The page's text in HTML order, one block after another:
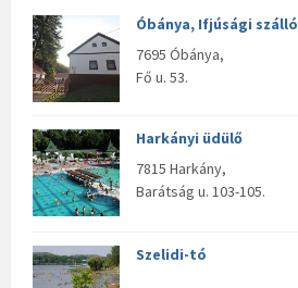
Óbánya, Ifjúsági szálló
7695 Óbánya,
Fő u. 53.
Harkányi üdülő
7815 Harkány,
Barátság u. 103-105.
Szelidi-tó